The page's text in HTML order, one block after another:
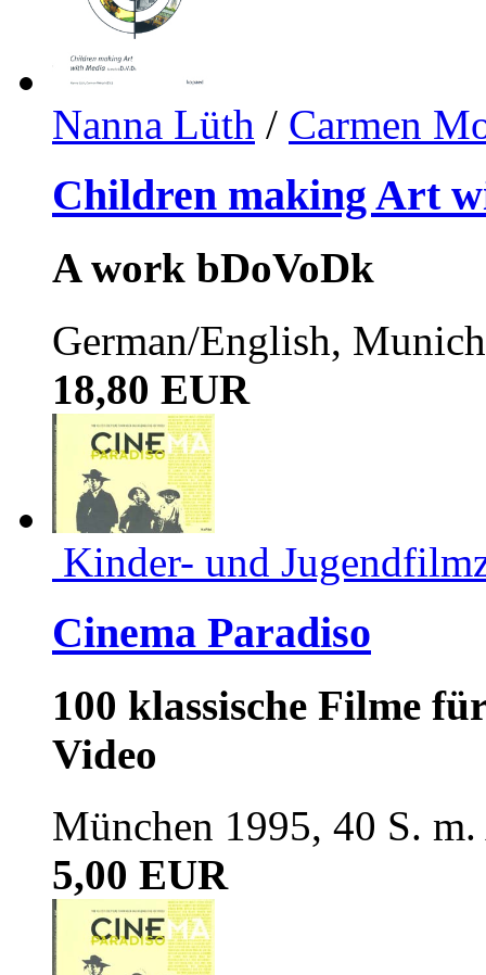
Nanna Lüth / Carmen
Children making Art
A work bDoVoDk
German/English,
18,80 EUR
Kinder- und
Cinema Paradiso
100 klassische Filme
Video
München 1995, 40 S.
5,00 EUR